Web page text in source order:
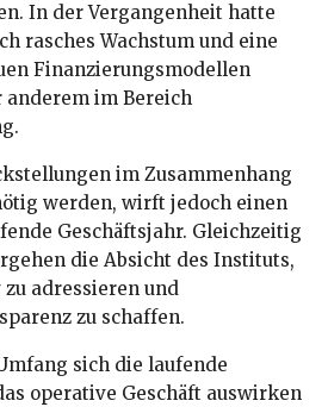
In der Vergangenheit hatte
rasches Wachstum und eine
Finanzierungsmodellen
im Bereich
im Zusammenhang
werden, wirft jedoch einen
Geschäftsjahr. Gleichzeitig
die Absicht des Instituts,
adressieren und
zu schaffen.
sich die laufende
operative Geschäft auswirken